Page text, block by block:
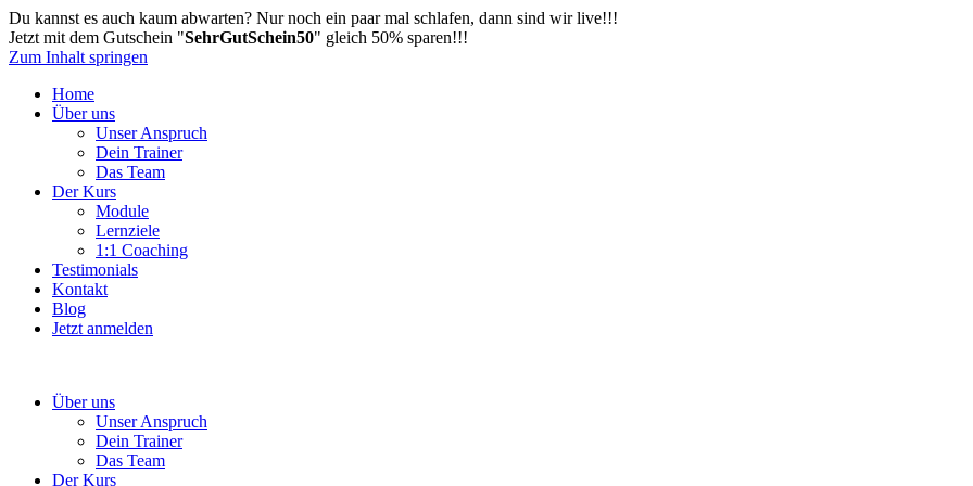
Du kannst es auch kaum abwarten? Nur noch ein paar mal schlafen, dann sind wir live!!!
Jetzt mit dem Gutschein "SehrGutSchein50" gleich 50% sparen!!!
Zum Inhalt springen
Home
Über uns
Unser Anspruch
Dein Trainer
Das Team
Der Kurs
Module
Lernziele
1:1 Coaching
Testimonials
Kontakt
Blog
Jetzt anmelden
Über uns
Unser Anspruch
Dein Trainer
Das Team
Der Kurs